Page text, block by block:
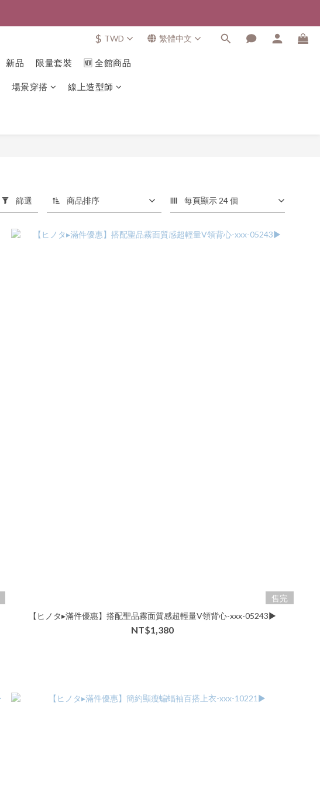
$ TWD 繁體中文
新品 限量套裝 🆕 全館商品
場景穿搭 線上造型師
篩選 商品排序 每頁顯示 24 個
售完
【ヒノタ▸滿件優惠】搭配聖品霧面質感超輕量V領背心-xxx-05243▶
NT$1,380